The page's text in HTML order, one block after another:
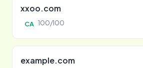
xxoo.com
CA 100/100
example.com